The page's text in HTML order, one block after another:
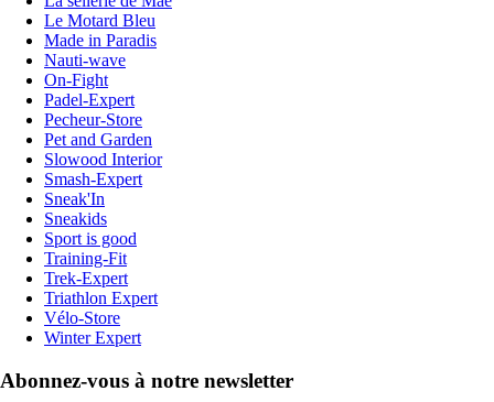
Le Motard Bleu
Made in Paradis
Nauti-wave
On-Fight
Padel-Expert
Pecheur-Store
Pet and Garden
Slowood Interior
Smash-Expert
Sneak'In
Sneakids
Sport is good
Training-Fit
Trek-Expert
Triathlon Expert
Vélo-Store
Winter Expert
Abonnez-vous à notre newsletter